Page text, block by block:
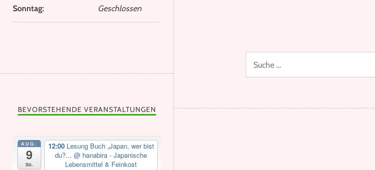
Sonntag: Geschlossen
BEVORSTEHENDE VERANSTALTUNGEN
AUG.
9
So.
12:00 Lesung Buch „Japan, wer bist
du?...@ hanabira - Japanische
Lebensmittel & Feinkost